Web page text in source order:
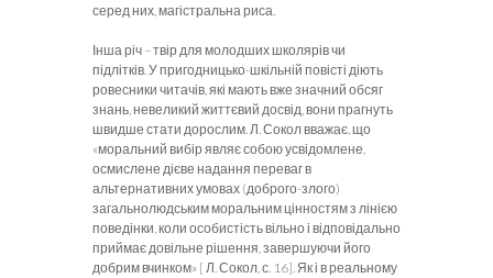
серед них, магістральна риса.
Інша річ – твір для молодших школярів чи
підлітків. У пригодницько-шкільній повісті діють
ровесники читачів, які мають вже значний обсяг
знань, невеликий життєвий досвід, вони прагнуть
швидше стати дорослим. Л. Сокол вважає, що
«моральний вибір являє собою усвідомлене,
осмислене дієве надання переваг в
альтернативних умовах (доброго-злого)
загальнолюдським моральним цінностям з лінією
поведінки, коли особистість вільно і відповідально
приймає довільне рішення, завершуючи його
добрим вчинком» [ Л. Сокол, с. 16]. Як і в реальному